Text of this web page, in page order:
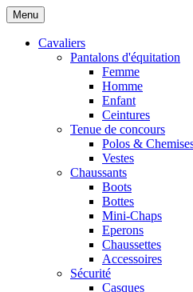
Menu
Cavaliers
Pantalons d'équitation
Femme
Homme
Enfant
Ceintures
Tenue de concours
Polos &
Vestes
Chaussants
Boots
Bottes
Mini-Chaps
Eperons
Chaussettes
Accessoires
Sécurité
Casques